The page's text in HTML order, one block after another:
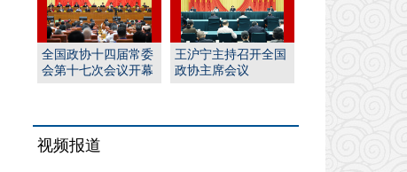
全国政协十四届常委
会第十七次会议开幕
王沪宁主持召开全国
政协主席会议
视频报道